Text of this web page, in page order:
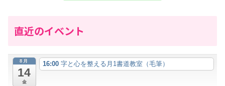
直近のイベント
8月
14
金
16:00 字と心を整える月1書道教室（毛筆）